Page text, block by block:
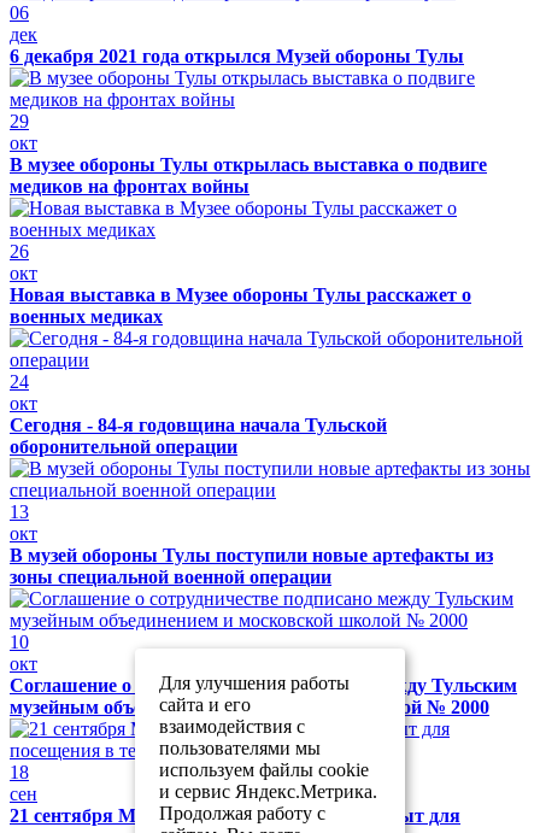
06
дек
6 декабря 2021 года открылся Музей обороны Тулы
29
окт
В музее обороны Тулы открылась выставка о подвиге
медиков на фронтах войны
26
окт
Новая выставка в Музее обороны Тулы расскажет о
военных медиках
24
окт
Сегодня - 84-я годовщина начала Тульской
оборонительной операции
13
окт
В музей обороны Тулы поступили новые артефакты из
зоны специальной военной операции
10
окт
Соглашение о сотрудничестве подписано между Тульским
музейным объединением и московской школой № 2000
18
сен
21 сентября Музей обороны Тулы будет закрыт для
Для улучшения работы
сайта и его
взаимодействия с
пользователями мы
используем файлы cookie
и сервис Яндекс.Метрика.
Продолжая работу с